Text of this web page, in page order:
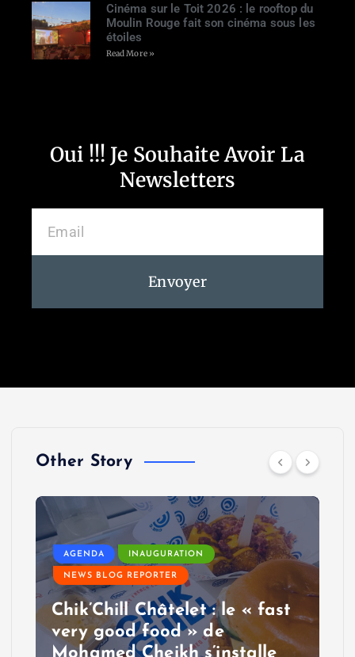
Cinéma sur le Toit 2026 : le rooftop du
Moulin Rouge fait son cinéma sous les
étoiles
Read More »
Oui !!! Je Souhaite Avoir La
Newsletters
Envoyer
Other Story
AGENDA INAUGURATION
NEWS BLOG REPORTER
Chik’Chill Châtelet : le « fast
very good food » de